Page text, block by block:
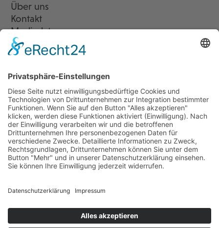
Über uns
Kontakt
Mediadaten
Newsletter
LogIn
Legal
Impressum
Datenschutzerklärung
Cookie-Einstellungen
Programmkino.de richtet sich an Film- und Kinobegeisterte jeden
Geschlechts. Zur besseren Lesbarkeit haben wir uns aber entschlossen,